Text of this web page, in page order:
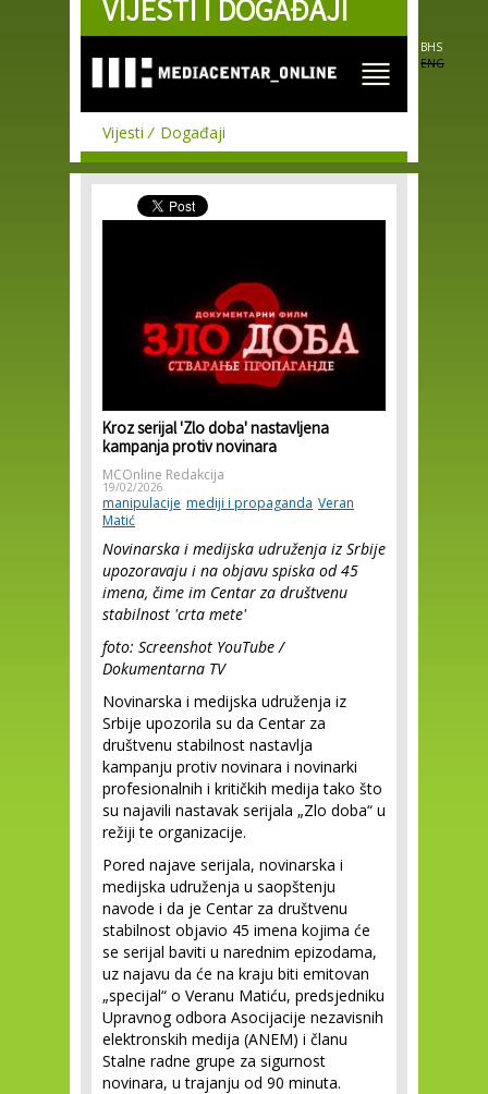
Skip to
main
VIJESTI I DOGAĐAJI
BHS
ENG
Vijesti Događaji
Kroz serijal 'Zlo doba' nastavljena
kampanja protiv novinara
MCOnline Redakcija
19/02/2026
manipulacije mediji i propaganda Veran
Matić
Novinarska i medijska udruženja iz Srbije
upozoravaju i na objavu spiska od 45
imena, čime im Centar za društvenu
stabilnost 'crta mete'
foto: Screenshot YouTube /
Dokumentarna TV
Novinarska i medijska udruženja iz
Srbije upozorila su da Centar za
društvenu stabilnost nastavlja
kampanju protiv novinara i novinarki
profesionalnih i kritičkih medija tako što
su najavili nastavak serijala „Zlo doba“ u
režiji te organizacije.
Pored najave serijala, novinarska i
medijska udruženja u saopštenju
navode i da je Centar za društvenu
stabilnost objavio 45 imena kojima će
se serijal baviti u narednim epizodama,
uz najavu da će na kraju biti emitovan
„specijal“ o Veranu Matiću, predsjedniku
Upravnog odbora Asocijacije nezavisnih
elektronskih medija (ANEM) i članu
Stalne radne grupe za sigurnost
novinara, u trajanju od 90 minuta.